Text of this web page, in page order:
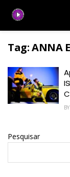
Tag:ANNA
BY
Pesquisar